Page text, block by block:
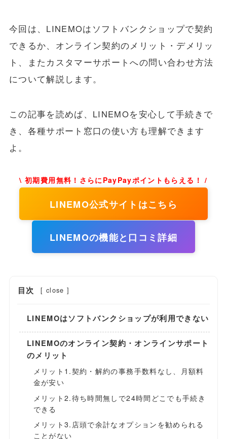
今回は、LINEMOはソフトバンクショップで契約
できるか、オンライン契約のメリット・デメリッ
ト、またカスタマーサポートへの問い合わせ方法
について解説します。
この記事を読めば、LINEMOを安心して手続きで
き、各種サポート窓口の使い方も理解できます
よ。
\ 初期費用無料！さらにPayPayポイントもらえる！ /
LINEMO公式サイトはこちら
LINEMOの機能と口コミ詳細
目次 [close ]
LINEMOはソフトバンクショップが利用できない
LINEMOのオンライン契約・オンラインサポート
のメリット
メリット1.契約・解約の事務手数料なし、月額料
金が安い
メリット2.待ち時間無しで24時間どこでも手続き
できる
メリット3.店頭で余計なオプションを勧められる
ことがない